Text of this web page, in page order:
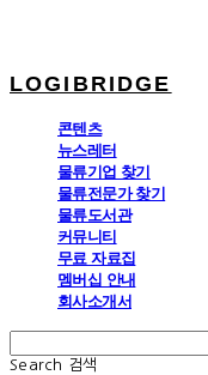
LOGIBRIDGE
콘텐츠
뉴스레터
물류기업 찾기
물류전문가 찾기
물류도서관
커뮤니티
무료 자료집
멤버십 안내
회사소개서
Search
검색